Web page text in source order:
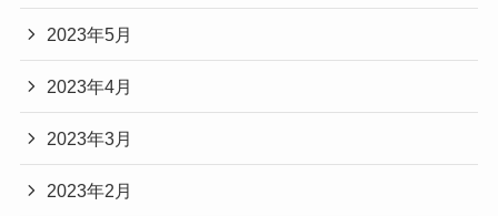
2023年5月
2023年4月
2023年3月
2023年2月